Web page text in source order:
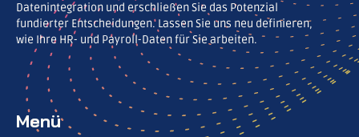
Datenintegration und erschließen Sie das Potenzial
fundierter Entscheidungen. Lassen Sie uns neu definieren,
wie Ihre HR- und Payroll-Daten für Sie arbeiten.
Menü